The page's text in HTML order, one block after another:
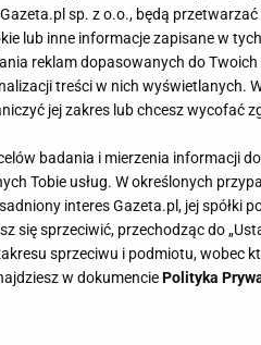
sp. z o.o., będą
lub inne informacje zapisane w
reklam dopasowanych do
treści w nich wyświetlanych.
jej zakres lub chcesz wycofać
badania i mierzenia informacji
Tobie usług. W określonych
interes Gazeta.pl, jej spółki
się sprzeciwić, przechodząc do
sprzeciwu i podmiotu, wobec
w dokumenciePolityka